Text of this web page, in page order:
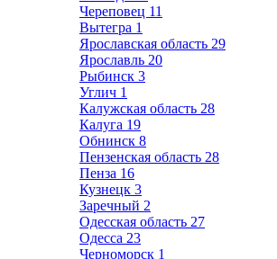
Череповец 11
Вытегра 1
Ярославская область 29
Ярославль 20
Рыбинск 3
Углич 1
Калужская область 28
Калуга 19
Обнинск 8
Пензенская область 28
Пенза 16
Кузнецк 3
Заречный 2
Одесская область 27
Одесса 23
Черноморск 1